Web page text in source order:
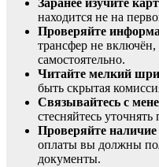
Заранее изучите
находится не на
Проверяйте
трансфер не включён,
самостоятельно.
Читайте мелкий
быть скрытая
Связывайтесь с
стесняйтесь
Проверяйте
оплаты вы должны
документы.